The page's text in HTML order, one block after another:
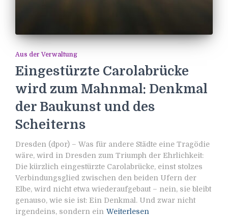
Aus der Verwaltung
Eingestürzte Carolabrücke
wird zum Mahnmal: Denkmal
der Baukunst und des
Scheiterns
Dresden (dpor) – Was für andere Städte eine Tragödie
wäre, wird in Dresden zum Triumph der Ehrlichkeit:
Die kürzlich eingestürzte Carolabrücke, einst stolzes
Verbindungsglied zwischen den beiden Ufern der
Elbe, wird nicht etwa wiederaufgebaut – nein, sie bleibt
genauso, wie sie ist: Ein Denkmal. Und zwar nicht
irgendeins, sondern ein Weiterlesen